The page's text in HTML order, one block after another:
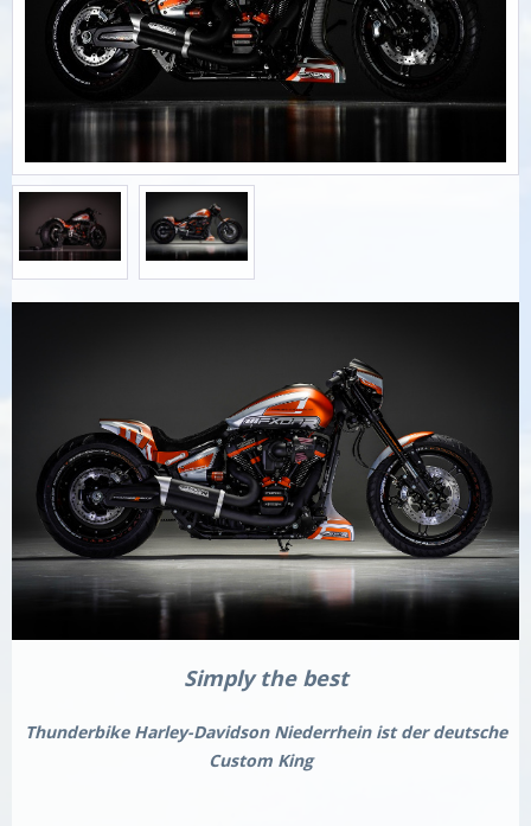
Simply the best
Thunderbike Harley-Davidson Niederrhein ist der deutsche
Custom King